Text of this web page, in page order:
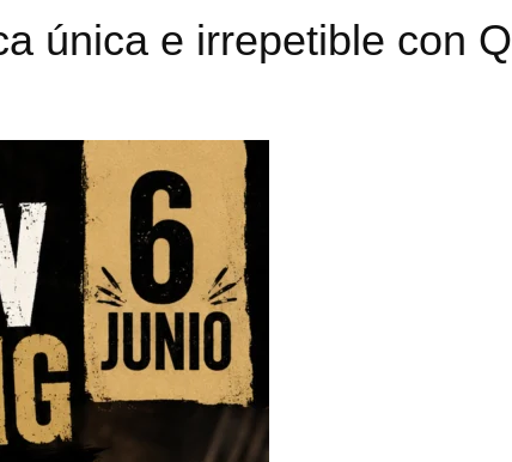
única e irrepetible con